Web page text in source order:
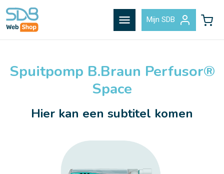
menu Mijn SDB
Spuitpomp B.Braun Perfusor®
Space
Hier kan een subtitel komen